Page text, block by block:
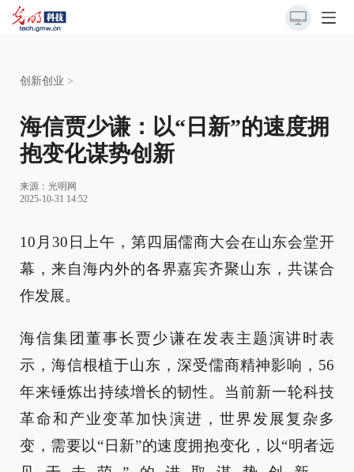
创新创业 >
海信贾少谦：以“日新”的速度拥
抱变化谋势创新
来源： 光明网
2025-10-31 14:52
10月30日上午，第四届儒商大会在山东会堂开
幕，来自海内外的各界嘉宾齐聚山东，共谋合
作发展。
海信集团董事长贾少谦在发表主题演讲时表
示，海信根植于山东，深受儒商精神影响，56
年来锤炼出持续增长的韧性。当前新一轮科技
革命和产业变革加快演进，世界发展复杂多
变，需要以“日新”的速度拥抱变化，以“明者远